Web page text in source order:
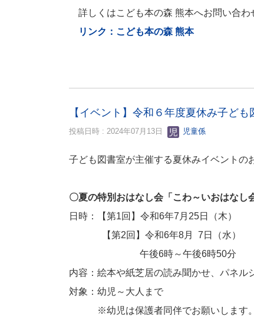
詳しくはこども本の森 熊本へお問い合わ
リンク：こども本の森 熊本
【イベント】令和６年度夏休み子ど
投稿日時 : 2024年07月13日 児童係
子ども図書室が主催する夏休みイベントの
〇夏の特別おはなし会「こわ～いおはなし
日時：【第1回】令和6年7月25日（木）
【第2回】令和6年8月 7日（水）
午後6時～午後6時50分
内容：絵本や紙芝居の読み聞かせ、パネル
対象：幼児～大人まで
※幼児は保護者同伴でお願いします。